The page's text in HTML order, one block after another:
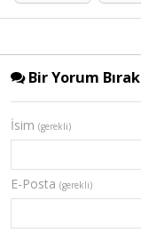
Bir Yorum Bırak
İsim (gerekli)
E-Posta (gerekli)